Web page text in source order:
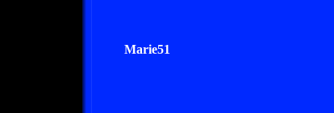
Marie51